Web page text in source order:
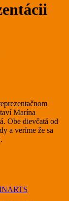
Marína
Obe dievčatá od
a veríme že sa